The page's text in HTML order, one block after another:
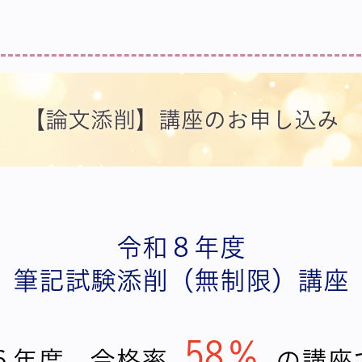
【論文添削】講座のお申し込み
令和８年度
筆記試験添削（無制限）講座